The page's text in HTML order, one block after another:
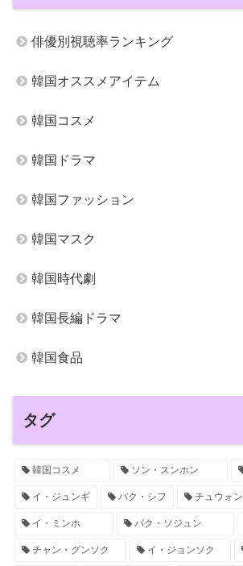
俳優別視聴率ランキング
韓国オススメアイテム
韓国コスメ
韓国ドラマ
韓国ファッション
韓国マスク
韓国時代劇
韓国長編ドラマ
韓国食品
タグ
韓国コスメ ソン・スンホン
イ・ジュンギ パク・シフ チュウォン
イ・ミンホ パク・ソジュン
チャン・グンソク イ・ジョンソク